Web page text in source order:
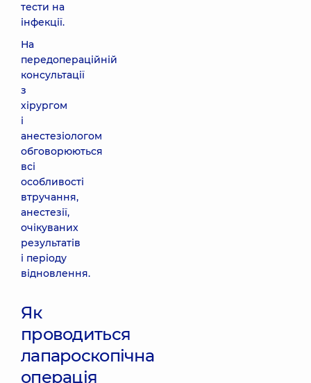
тести на
інфекції.
На
передопераційній
консультації
з
хірургом
і
анестезіологом
обговорюються
всі
особливості
втручання,
анестезії,
очікуваних
результатів
і періоду
відновлення.
Як
проводиться
лапароскопічна
операція